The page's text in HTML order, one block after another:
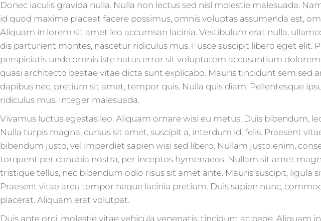
Donec iaculis gravida nulla. Nulla non lectus sed nisl molestie malesuada.
id quod maxime placeat facere possimus, omnis voluptas assumenda est,
Aliquam in lorem sit amet leo accumsan lacinia. Vestibulum erat nulla,
dis parturient montes, nascetur ridiculus mus. Fusce suscipit libero eget elit.
perspiciatis unde omnis iste natus error sit voluptatem accusantium
quasi architecto beatae vitae dicta sunt explicabo. Mauris tincidunt sem sed
dapibus nec, pretium sit amet, tempor quis. Nulla quis diam. Pellentesque
ridiculus mus. Integer malesuada.
Vivamus luctus egestas leo. Aliquam ornare wisi eu metus. Duis bibendum,
Nulla turpis magna, cursus sit amet, suscipit a, interdum id, felis. Praesent
bibendum justo, vel imperdiet sapien wisi sed libero. Nullam justo enim,
torquent per conubia nostra, per inceptos hymenaeos. Nullam sit amet
tristique tellus, nec bibendum odio risus sit amet ante. Mauris suscipit,
Praesent vitae arcu tempor neque lacinia pretium. Duis sapien nunc,
placerat. Aliquam erat volutpat.
Duis ante orci, molestie vitae vehicula venenatis, tincidunt ac pede.